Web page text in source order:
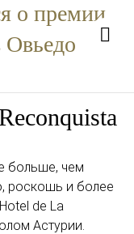
о премии
больше, чем
роскошь и более
de La
Астурии.